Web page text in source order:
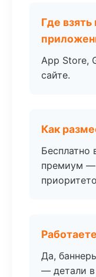
Где
App Store,
сайте.
Как
Бесплатно
премиум —
Да,
— детали в